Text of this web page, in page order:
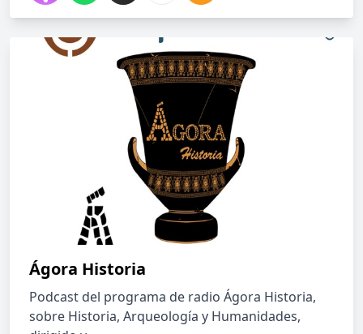
Ágora Historia
Podcast del programa de radio Ágora Historia,
sobre Historia, Arqueología y Humanidades,